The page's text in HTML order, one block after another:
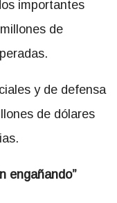
importantes
de
y de defensa
de dólares
engañando”